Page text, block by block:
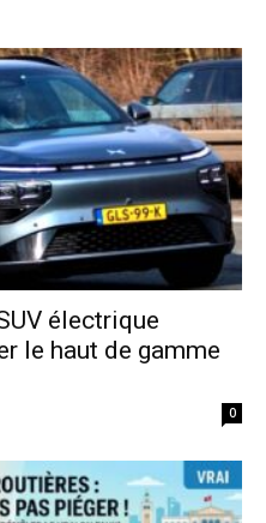
électrique
le haut de gamme
0